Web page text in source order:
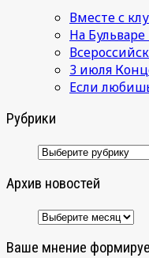
Вместе с
На
3 июля
Если
Рубрики
Рубрики
Архив новостей
Архив
Ваше мнение